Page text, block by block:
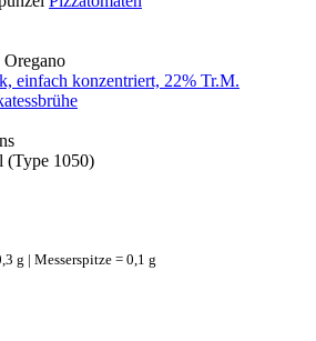
einfach konzentriert, 22% Tr.M.
(Type 1050)
g | Messerspitze = 0,1 g